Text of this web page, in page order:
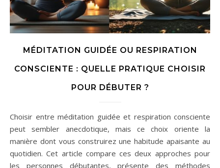
MÉDITATION GUIDÉE OU RESPIRATION
CONSCIENTE : QUELLE PRATIQUE CHOISIR
POUR DÉBUTER ?
Choisir entre méditation guidée et respiration consciente
peut sembler anecdotique, mais ce choix oriente la
manière dont vous construirez une habitude apaisante au
quotidien. Cet article compare ces deux approches pour
les personnes débutantes, présente des méthodes